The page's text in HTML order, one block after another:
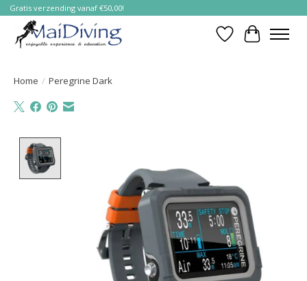
Gratis verzending vanaf €50,00!
Verlanglijst
Home / Peregrine Dark